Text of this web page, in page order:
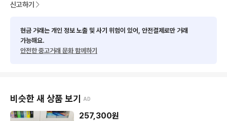
신고하기
현금 거래는 개인 정보 노출 및 사기 위험이 있어, 안전결제로만 거래
가능해요.
안전한 중고거래 문화 함께하기
비슷한 새 상품 보기 AD
257,300원